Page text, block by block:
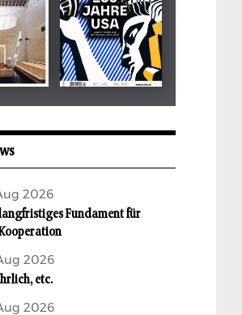
Mai 2026
2026
Fundament für
2026
etc.
2026